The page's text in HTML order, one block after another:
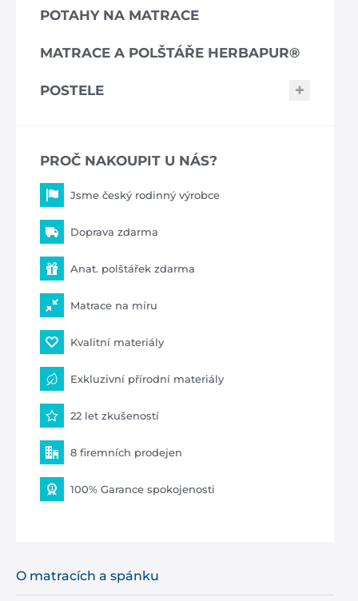
POTAHY NA MATRACE
MATRACE A POLŠTÁŘE HERBAPUR®
POSTELE
PROČ NAKOUPIT U NÁS?
Jsme český rodinný výrobce
Doprava zdarma
Anat. polštářek zdarma
Matrace na míru
Kvalitní materiály
Exkluzivní přírodní materiály
22 let zkušeností
8 firemních prodejen
100% Garance spokojenosti
O matracích a spánku